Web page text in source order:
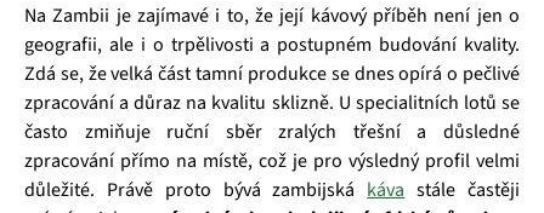
Na Zambii je zajímavé i to, že její kávový příběh není jen o
geografii, ale i o trpělivosti a postupném budování kvality.
Zdá se, že velká část tamní produkce se dnes opírá o pečlivé
zpracování a důraz na kvalitu sklizně. U specialitních lotů se
často zmiňuje ruční sběr zralých třešní a důsledné
zpracování přímo na místě, což je pro výsledný profil velmi
důležité. Právě proto bývá zambijská káva stále častěji